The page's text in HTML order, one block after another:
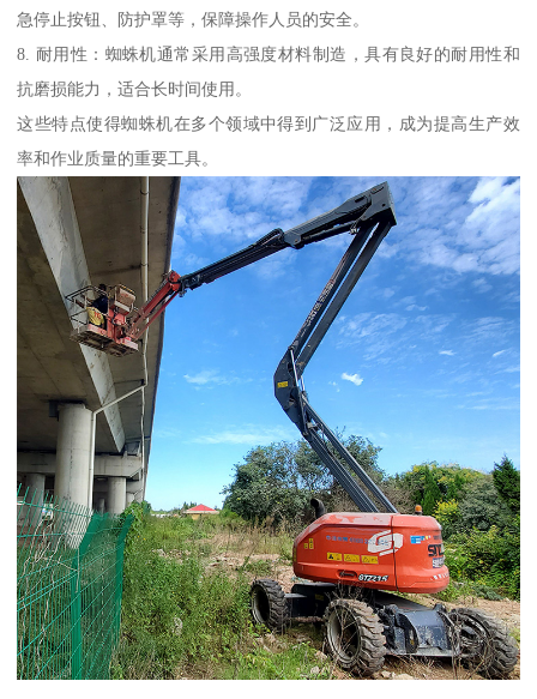
急停止按钮、防护罩等，保障操作人员的安全。
8. 耐用性：蜘蛛机通常采用高强度材料制造，具有良好的耐用性和
抗磨损能力，适合长时间使用。
这些特点使得蜘蛛机在多个领域中得到广泛应用，成为提高生产效
率和作业质量的重要工具。